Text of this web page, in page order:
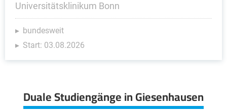
Universitätsklinikum Bonn
bundesweit
Start: 03.08.2026
Duale Studiengänge in Giesenhausen